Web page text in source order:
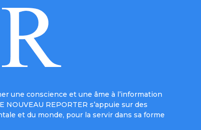
une conscience et une âme à l’information
REPORTER s’appuie sur des
et du monde, pour la servir dans sa forme